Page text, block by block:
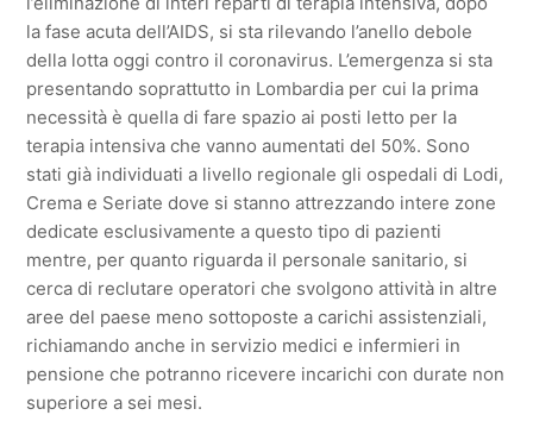
la fase acuta dell’AIDS, si sta rilevando l’anello debole
della lotta oggi contro il coronavirus. L’emergenza si sta
presentando soprattutto in Lombardia per cui la prima
necessità è quella di fare spazio ai posti letto per la
terapia intensiva che vanno aumentati del 50%. Sono
stati già individuati a livello regionale gli ospedali di Lodi,
Crema e Seriate dove si stanno attrezzando intere zone
dedicate esclusivamente a questo tipo di pazienti
mentre, per quanto riguarda il personale sanitario, si
cerca di reclutare operatori che svolgono attività in altre
aree del paese meno sottoposte a carichi assistenziali,
richiamando anche in servizio medici e infermieri in
pensione che potranno ricevere incarichi con durate non
superiore a sei mesi.